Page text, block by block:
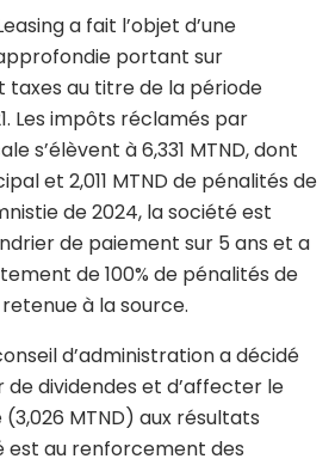
a fait l’objet d’une
portant sur
au titre de la période
Les impôts réclamés par
s’élèvent à 6,331 MTND, dont
et 2,011 MTND de pénalités de
de 2024, la société est
de paiement sur 5 ans et a
de 100% de pénalités de
à la source.
d’administration a décidé
de dividendes et d’affecter le
MTND) aux résultats
est au renforcement des